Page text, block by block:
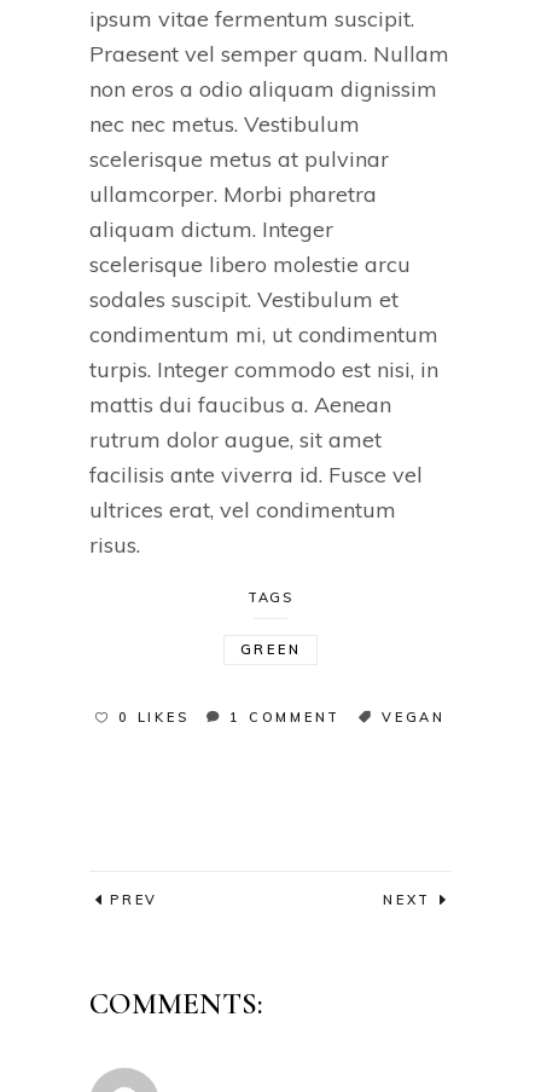
ipsum vitae fermentum suscipit.
Praesent vel semper quam. Nullam
non eros a odio aliquam dignissim
nec nec metus. Vestibulum
scelerisque metus at pulvinar
ullamcorper. Morbi pharetra
aliquam dictum. Integer
scelerisque libero molestie arcu
sodales suscipit. Vestibulum et
condimentum mi, ut condimentum
turpis. Integer commodo est nisi, in
mattis dui faucibus a. Aenean
rutrum dolor augue, sit amet
facilisis ante viverra id. Fusce vel
ultrices erat, vel condimentum
risus.
TAGS
GREEN
0 LIKES 1 COMMENT VEGAN
PREV NEXT
COMMENTS: